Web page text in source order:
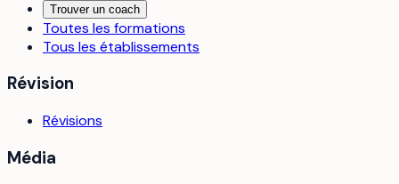
Trouver un coach
Toutes les formations
Tous les établissements
Révision
Révisions
Média